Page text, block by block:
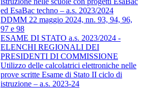
ed EsaBac techno – a.s. 2023/2024
DDMM 22 maggio 2024, nn. 93, 94, 96,
97 e 98
ESAME DI STATO a.s. 2023/2024 -
ELENCHI REGIONALI DEI
PRESIDENTI DI COMMISSIONE
Utilizzo delle calcolatrici elettroniche nelle
prove scritte Esame di Stato II ciclo di
istruzione – a.s. 2023-24